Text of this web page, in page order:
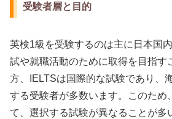
受験者層と目的
英検1級を受験するのは主に日本国
試や就職活動のために取得を目指す
方、IELTSは国際的な試験であり、
する受験者が多数います。このため
て、選択する試験が異なることが多